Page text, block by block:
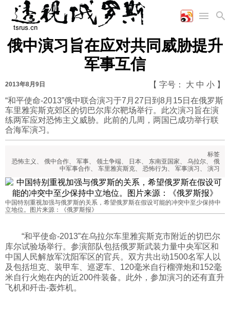
首页
国际
时政
陆军
军事合作
评论
经济
工业
能源
农业
科技
社会
美食
娱乐
图片新闻
漫画
视频
图表
俄中演习旨在应对共同威胁提升
军事互信
2013年8月9日 【 字号： 大 中 小 】
“和平使命-2013”俄中联合演习于7月27日到8月15日在俄罗斯
车里雅宾斯克郊区的切巴尔库尔靶场举行。此次演习旨在演
练两军应对恐怖主义威胁。此前的几周，两国已成功举行联
合海军演习。
标签
恐怖主义 、 俄中合作、 军事、 领土争端、 日本、 东南亚国家、 乌拉尔、 俄
中军事合作、 车里雅宾斯克、 恐怖行为、 军事演习 、 演习
中国特别重视加强与俄罗斯的关系，希望俄罗斯在假设可能的冲突中至少保持中
立地位。图片来源：《俄罗斯报》
“和平使命-2013”在乌拉尔车里雅宾斯克市附近的切巴尔
库尔试验场举行。参演部队包括俄罗斯武装力量中央军区和
中国人民解放军沈阳军区的官兵。双方共出动1500名军人以
及包括坦克、装甲车、巡逻车、120毫米自行榴弹炮和152毫
米自行火炮在内的近200件装备。此外，参加演习的还有直升
飞机和歼击-轰炸机。